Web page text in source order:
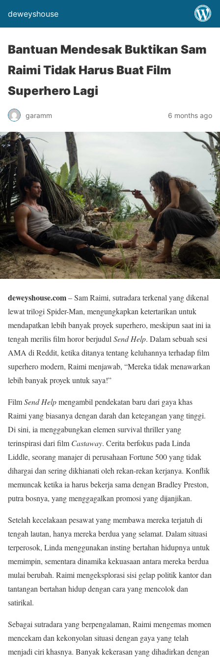
deweyshouse
Bantuan Mendesak Buktikan Sam
Raimi Tidak Harus Buat Film
Superhero Lagi
garamm 6 months ago
deweyshouse.com– Sam Raimi, sutradara terkenal yang dikenal
lewat trilogi Spider-Man, mengungkapkan ketertarikan untuk
mendapatkan lebih banyak proyek superhero, meskipun saat ini ia
tengah merilis film horor berjudul Send Help. Dalam sebuah sesi
AMA di Reddit, ketika ditanya tentang keluhannya terhadap film
superhero modern, Raimi menjawab, “Mereka tidak menawarkan
lebih banyak proyek untuk saya!”
FilmSend Helpmengambil pendekatan baru dari gaya khas
Raimi yang biasanya dengan darah dan ketegangan yang tinggi.
Di sini, ia menggabungkan elemen survival thriller yang
terinspirasi dari film Castaway. Cerita berfokus pada Linda
Liddle, seorang manajer di perusahaan Fortune 500 yang tidak
dihargai dan sering dikhianati oleh rekan-rekan kerjanya. Konflik
memuncak ketika ia harus bekerja sama dengan Bradley Preston,
putra bosnya, yang menggagalkan promosi yang dijanjikan.
Setelah kecelakaan pesawat yang membawa mereka terjatuh di
tengah lautan, hanya mereka berdua yang selamat. Dalam situasi
terperosok, Linda menggunakan insting bertahan hidupnya untuk
memimpin, sementara dinamika kekuasaan antara mereka berdua
mulai berubah. Raimi mengeksplorasi sisi gelap politik kantor dan
tantangan bertahan hidup dengan cara yang mencolok dan
satirikal.
Sebagai sutradara yang berpengalaman, Raimi mengemas momen
mencekam dan kekonyolan situasi dengan gaya yang telah
menjadi ciri khasnya. Banyak kekerasan yang dihadirkan dengan